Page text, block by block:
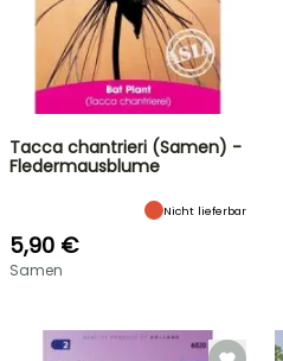
Tacca chantrieri (Samen) -
Fledermausblume
Nicht lieferbar
5,90 €
Samen